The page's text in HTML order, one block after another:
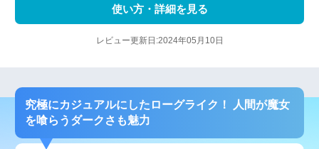
使い方・詳細を見る
レビュー更新日:2024年05月10日
究極にカジュアルにしたローグライク！ 人間が魔女
を喰らうダークさも魅力